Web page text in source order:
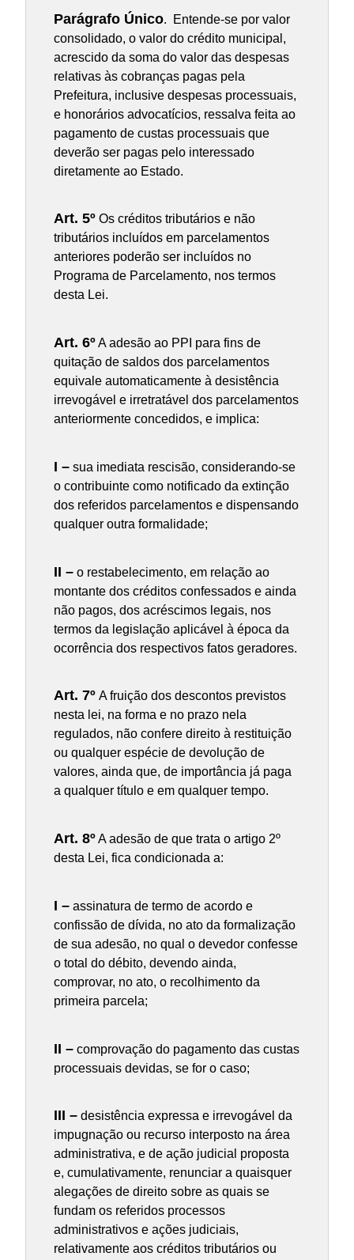
Parágrafo Único. Entende-se por valor
consolidado, o valor do crédito municipal,
acrescido da soma do valor das despesas
relativas às cobranças pagas pela
Prefeitura, inclusive despesas processuais,
e honorários advocatícios, ressalva feita ao
pagamento de custas processuais que
deverão ser pagas pelo interessado
diretamente ao Estado.
Art. 5º Os créditos tributários e não
tributários incluídos em parcelamentos
anteriores poderão ser incluídos no
Programa de Parcelamento, nos termos
desta Lei.
Art. 6ºA adesão ao PPI para fins de
quitação de saldos dos parcelamentos
equivale automaticamente à desistência
irrevogável e irretratável dos parcelamentos
anteriormente concedidos, e implica:
I – sua imediata rescisão, considerando-se
o contribuinte como notificado da extinção
dos referidos parcelamentos e dispensando
qualquer outra formalidade;
II – o restabelecimento, em relação ao
montante dos créditos confessados e ainda
não pagos, dos acréscimos legais, nos
termos da legislação aplicável à época da
ocorrência dos respectivos fatos geradores.
Art. 7º A fruição dos descontos previstos
nesta lei, na forma e no prazo nela
regulados, não confere direito à restituição
ou qualquer espécie de devolução de
valores, ainda que, de importância já paga
a qualquer título e em qualquer tempo.
Art. 8ºA adesão de que trata o artigo 2º
desta Lei, fica condicionada a:
I – assinatura de termo de acordo e
confissão de dívida, no ato da formalização
de sua adesão, no qual o devedor confesse
o total do débito, devendo ainda,
comprovar, no ato, o recolhimento da
primeira parcela;
II – comprovação do pagamento das custas
processuais devidas, se for o caso;
III – desistência expressa e irrevogável da
impugnação ou recurso interposto na área
administrativa, e de ação judicial proposta
e, cumulativamente, renunciar a quaisquer
alegações de direito sobre as quais se
fundam os referidos processos
administrativos e ações judiciais,
relativamente aos créditos tributários ou